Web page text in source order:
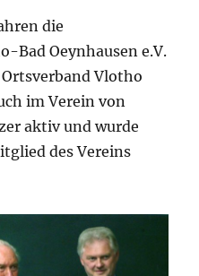
die
Bad Oeynhausen e.V.
Vlotho
im Verein von
aktiv und wurde
des Vereins